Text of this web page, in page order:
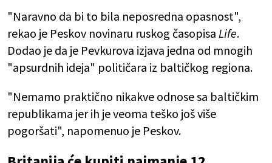
"Naravno da bi to bila neposredna opasnost",
rekao je Peskov novinaru ruskog časopisa Life.
Dodao je da je Pevkurova izjava jedna od mnogih
"apsurdnih ideja" političara iz baltičkog regiona.
"Nemamo praktično nikakve odnose sa baltičkim
republikama jer ih je veoma teško još više
pogoršati", napomenuo je Peskov.